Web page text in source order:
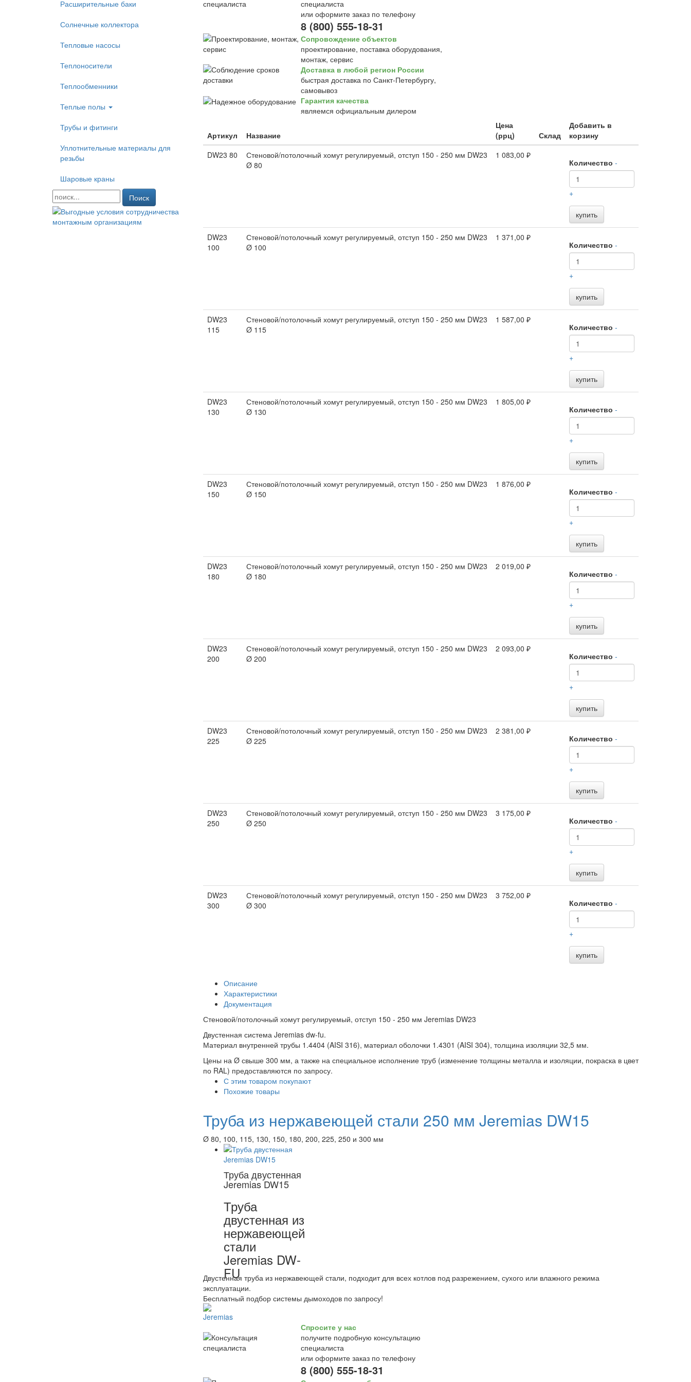
Расширительные баки
Солнечные коллектора
Тепловые насосы
Теплоносители
Теплообменники
Теплые полы
Трубы и фитинги
Уплотнительные материалы для
резьбы
Шаровые краны
Поиск
специалиста
или оформите заказ по телефону
8 (800) 555-18-31
Сопровождение объектов
проектирование, поставка оборудования,
монтаж, сервис
Доставка в любой регион России
быстрая доставка по Санкт-Петербургу,
самовывоз
Гарантия качества
являемся официальным дилером
Артикул Название
Цена
(ррц)
Склад
Добавить в
корзину
DW23 80
Стеновой/потолочный хомут регулируемый, отступ 150 - 250 мм DW23
Ø 80
1 083,00 ₽
Количество -
+
купить
DW23
100
Стеновой/потолочный хомут регулируемый, отступ 150 - 250 мм DW23
Ø 100
1 371,00 ₽
Количество -
+
купить
DW23
115
Стеновой/потолочный хомут регулируемый, отступ 150 - 250 мм DW23
Ø 115
1 587,00 ₽
Количество -
+
купить
DW23
130
Стеновой/потолочный хомут регулируемый, отступ 150 - 250 мм DW23
Ø 130
1 805,00 ₽
Количество -
+
купить
DW23
150
Стеновой/потолочный хомут регулируемый, отступ 150 - 250 мм DW23
Ø 150
1 876,00 ₽
Количество -
+
купить
DW23
180
Стеновой/потолочный хомут регулируемый, отступ 150 - 250 мм DW23
Ø 180
2 019,00 ₽
Количество -
+
купить
DW23
200
Стеновой/потолочный хомут регулируемый, отступ 150 - 250 мм DW23
Ø 200
2 093,00 ₽
Количество -
+
купить
DW23
225
Стеновой/потолочный хомут регулируемый, отступ 150 - 250 мм DW23
Ø 225
2 381,00 ₽
Количество -
+
купить
DW23
250
Стеновой/потолочный хомут регулируемый, отступ 150 - 250 мм DW23
Ø 250
3 175,00 ₽
Количество -
+
купить
DW23
300
Стеновой/потолочный хомут регулируемый, отступ 150 - 250 мм DW23
Ø 300
3 752,00 ₽
Количество -
+
купить
Описание
Характеристики
Документация
Стеновой/потолочный хомут регулируемый, отступ 150 - 250 мм Jeremias DW23
Двустенная система Jeremias dw-fu.
Материал внутренней трубы 1.4404 (AISI 316), материал оболочки 1.4301 (AISI 304), толщина изоляции 32,5 мм.
Цены на Ø свыше 300 мм, а также на специальное исполнение труб (изменение толщины металла и изоляции, покраска в цвет
по RAL) предоставляются по запросу.
С этим товаром покупают
Похожие товары
Труба из нержавеющей стали 250 мм Jeremias DW15
Ø 80, 100, 115, 130, 150, 180, 200, 225, 250 и 300 мм
Труба двустенная
Jeremias DW15
Труба
двустенная из
нержавеющей
стали
Jeremias DW-
FU
Двустенная труба из нержавеющей стали, подходит для всех котлов под разрежением, сухого или влажного режима
эксплуатации.
Бесплатный подбор системы дымоходов по запросу!
Спросите у нас
получите подробную консультацию
специалиста
или оформите заказ по телефону
8 (800) 555-18-31